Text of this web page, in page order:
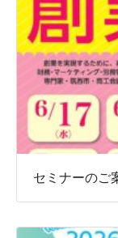
セミナーの